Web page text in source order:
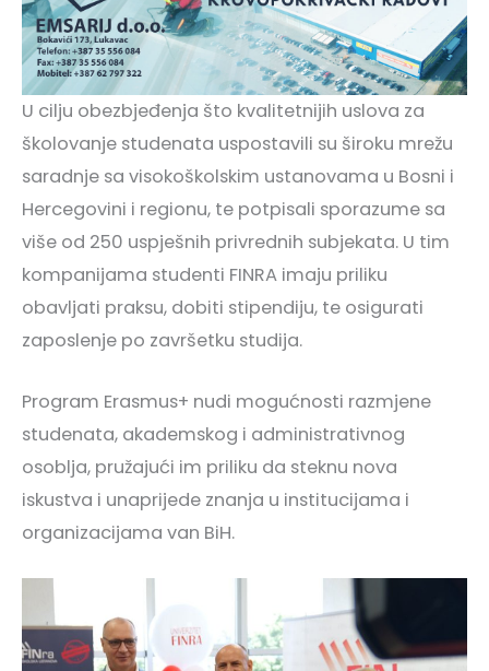
U cilju obezbjeđenja što kvalitetnijih uslova za
školovanje studenata uspostavili su široku mrežu
saradnje sa visokoškolskim ustanovama u Bosni i
Hercegovini i regionu, te potpisali sporazume sa
više od 250 uspješnih privrednih subjekata. U tim
kompanijama studenti FINRA imaju priliku
obavljati praksu, dobiti stipendiju, te osigurati
zaposlenje po završetku studija.
Program Erasmus+ nudi mogućnosti razmjene
studenata, akademskog i administrativnog
osoblja, pružajući im priliku da steknu nova
iskustva i unaprijede znanja u institucijama i
organizacijama van BiH.